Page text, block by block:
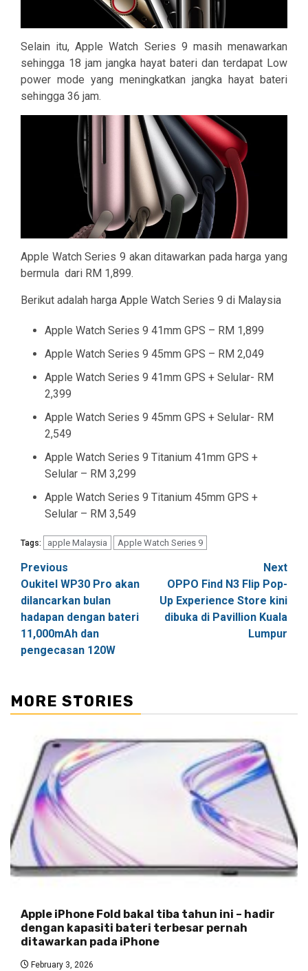
Selain itu, Apple Watch Series 9 masih menawarkan
sehingga 18 jam jangka hayat bateri dan terdapat Low
power mode yang meningkatkan jangka hayat bateri
sehingga 36 jam.
Apple Watch Series 9 akan ditawarkan pada harga yang
bermula dari RM 1,899.
Berikut adalah harga Apple Watch Series 9 di Malaysia
Apple Watch Series 9 41mm GPS – RM 1,899
Apple Watch Series 9 45mm GPS – RM 2,049
Apple Watch Series 9 41mm GPS + Selular- RM
2,399
Apple Watch Series 9 45mm GPS + Selular- RM
2,549
Apple Watch Series 9 Titanium 41mm GPS +
Selular – RM 3,299
Apple Watch Series 9 Titanium 45mm GPS +
Selular – RM 3,549
Tags: apple Malaysia Apple Watch Series 9
Post
navigation
Previous
Oukitel WP30 Pro akan
dilancarkan bulan
hadapan dengan bateri
11,000mAh dan
pengecasan 120W
Next
OPPO Find N3 Flip Pop-
Up Experience Store kini
dibuka di Pavillion Kuala
Lumpur
MORE STORIES
Apple iPhone Fold bakal tiba tahun ini – hadir
dengan kapasiti bateri terbesar pernah
ditawarkan pada iPhone
February 3, 2026